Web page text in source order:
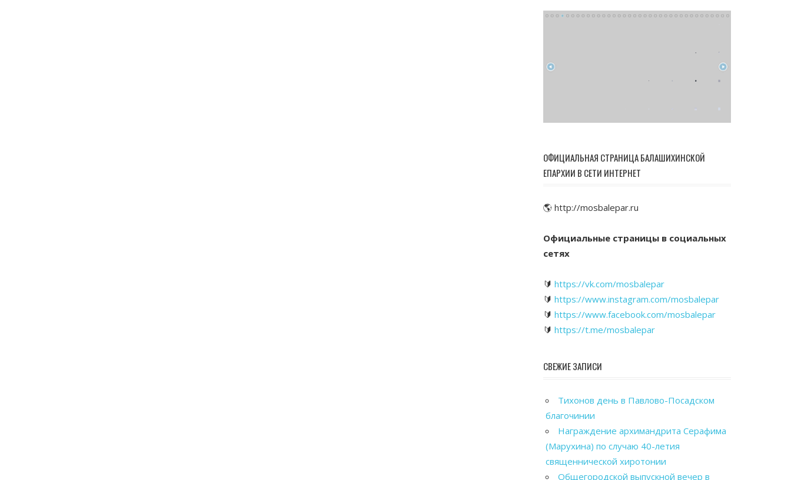
ОФИЦИАЛЬНАЯ СТРАНИЦА БАЛАШИХИНСКОЙ
ЕПАРХИИ В СЕТИ ИНТЕРНЕТ
🌎 http://mosbalepar.ru
Официальные страницы в социальных
сетях
🔰 https://vk.com/mosbalepar
🔰 https://www.instagram.com/mosbalepar
🔰 https://www.facebook.com/mosbalepar
🔰 https://t.me/mosbalepar
СВЕЖИЕ ЗАПИСИ
Тихонов день в Павлово-Посадском
благочинии
Награждение архимандрита Серафима
(Марухина) по случаю 40-летия
священнической хиротонии
Общегородской выпускной вечер в